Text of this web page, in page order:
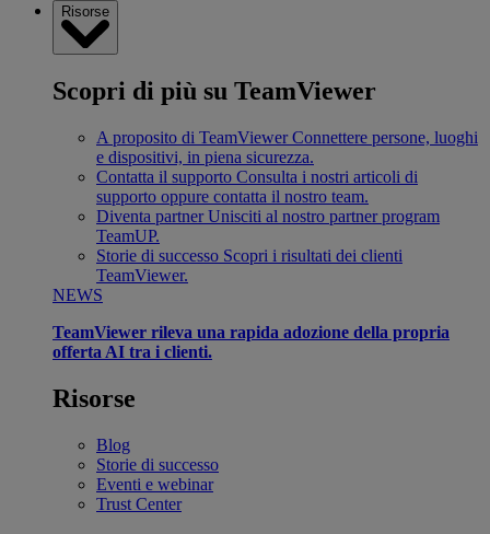
Risorse
Scopri di più su TeamViewer
A proposito di TeamViewer Connettere persone, luoghi
e dispositivi, in piena sicurezza.
Contatta il supporto Consulta i nostri articoli di
supporto oppure contatta il nostro team.
Diventa partner Unisciti al nostro partner program
TeamUP.
Storie di successo Scopri i risultati dei clienti
TeamViewer.
NEWS
TeamViewer rileva una rapida adozione della propria
offerta AI tra i clienti.
Risorse
Blog
Storie di successo
Eventi e webinar
Trust Center